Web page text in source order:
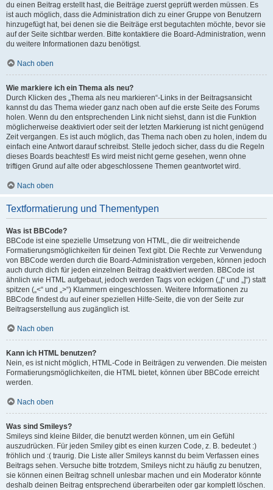
du einen Beitrag erstellt hast, die Beiträge zuerst geprüft werden müssen. Es
ist auch möglich, dass die Administration dich zu einer Gruppe von Benutzern
hinzugefügt hat, bei denen sie die Beiträge erst begutachten möchte, bevor sie
auf der Seite sichtbar werden. Bitte kontaktiere die Board-Administration, wenn
du weitere Informationen dazu benötigst.
Nach oben
Wie markiere ich ein Thema als neu?
Durch Klicken des „Thema als neu markieren“-Links in der Beitragsansicht
kannst du das Thema wieder ganz nach oben auf die erste Seite des Forums
holen. Wenn du den entsprechenden Link nicht siehst, dann ist die Funktion
möglicherweise deaktiviert oder seit der letzten Markierung ist nicht genügend
Zeit vergangen. Es ist auch möglich, das Thema nach oben zu holen, indem du
einfach eine Antwort darauf schreibst. Stelle jedoch sicher, dass du die Regeln
dieses Boards beachtest! Es wird meist nicht gerne gesehen, wenn ohne
triftigen Grund auf alte oder abgeschlossene Themen geantwortet wird.
Nach oben
Textformatierung und Thementypen
Was ist BBCode?
BBCode ist eine spezielle Umsetzung von HTML, die dir weitreichende
Formatierungsmöglichkeiten für deinen Text gibt. Die Rechte zur Verwendung
von BBCode werden durch die Board-Administration vergeben, können jedoch
auch durch dich für jeden einzelnen Beitrag deaktiviert werden. BBCode ist
ähnlich wie HTML aufgebaut, jedoch werden Tags von eckigen („[“ und „]“) statt
spitzen („<“ und „>“) Klammern eingeschlossen. Weitere Informationen zu
BBCode findest du auf einer speziellen Hilfe-Seite, die von der Seite zur
Beitragserstellung aus zugänglich ist.
Nach oben
Kann ich HTML benutzen?
Nein, es ist nicht möglich, HTML-Code in Beiträgen zu verwenden. Die meisten
Formatierungsmöglichkeiten, die HTML bietet, können über BBCode erreicht
werden.
Nach oben
Was sind Smileys?
Smileys sind kleine Bilder, die benutzt werden können, um ein Gefühl
auszudrücken. Für jeden Smiley gibt es einen kurzen Code, z. B. bedeutet :)
fröhlich und :( traurig. Die Liste aller Smileys kannst du beim Verfassen eines
Beitrags sehen. Versuche bitte trotzdem, Smileys nicht zu häufig zu benutzen,
sie können einen Beitrag schnell unlesbar machen und ein Moderator könnte
deshalb deinen Beitrag entsprechend überarbeiten oder gar komplett löschen.